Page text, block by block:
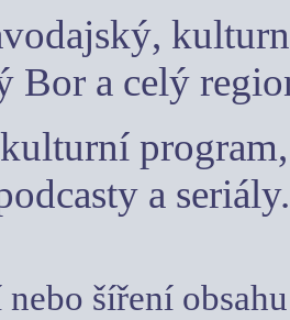
Bor a celý
a seriály.
šíření